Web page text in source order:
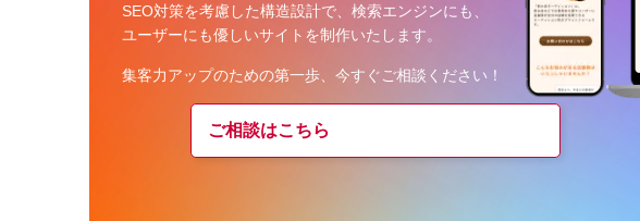
SEO対策を考慮した構造設計で、 検索エンジンにも、
ユーザーにも優しいサイトを制作いたします。
集客力アップのための第一歩、 今すぐご相談ください！
ご相談はこちら